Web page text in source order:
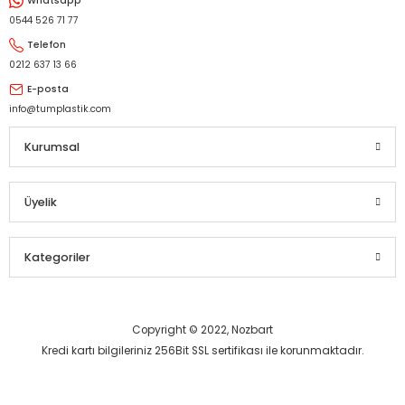
0544 526 71 77
Telefon
0212 637 13 66
E-posta
info@tumplastik.com
Kurumsal
Üyelik
Kategoriler
Copyright © 2022, Nozbart
Kredi kartı bilgileriniz 256Bit SSL sertifikası ile korunmaktadır.